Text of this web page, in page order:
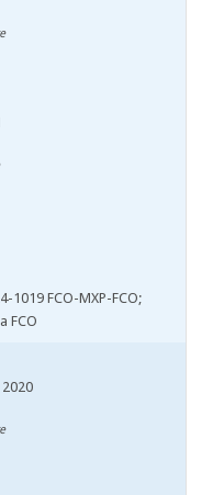
1019 FCO-MXP-FCO;
FCO